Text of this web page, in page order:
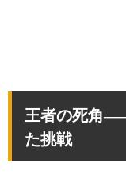
王者の死角
た挑戦